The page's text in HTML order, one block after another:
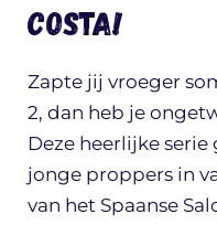
Costa!
Zapte jij vroeger
2, dan heb je
Deze heerlijke
jonge proppers in
van het Spaanse